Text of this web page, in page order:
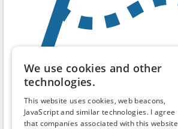
Rastplatz worringen A 57
Parking lot
We use cookies and other
technologies.
This website uses cookies, web beacons,
JavaScript and similar technologies. I agree
that companies associated with this website